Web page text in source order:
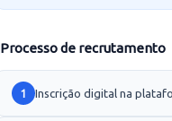
Processo de recrutamento
1 Inscrição digital na